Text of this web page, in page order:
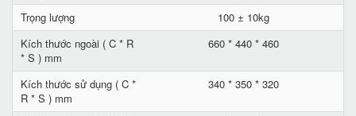
Trọng lượng
100 ± 10kg
Kích thước ngoài ( C * R
* S ) mm
660 * 440 * 460
Kích thước sử dụng ( C *
R * S ) mm
340 * 350 * 320